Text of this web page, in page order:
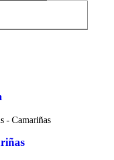
- Camariñas